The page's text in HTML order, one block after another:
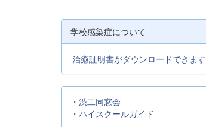
学校感染症について
治癒証明書がダウンロードできます
・ 渋工同窓会
・ ハイスクールガイド